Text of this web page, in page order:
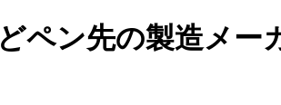
ペン先の製造メー